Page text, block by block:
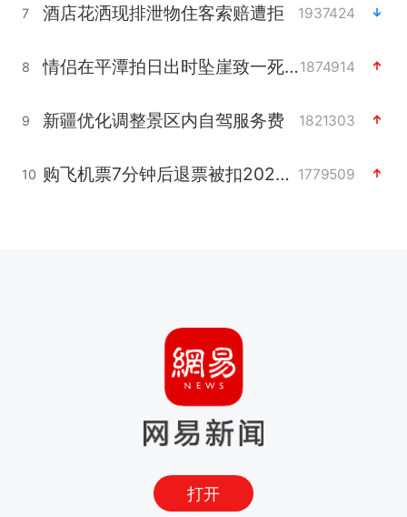
7 酒店花洒现排泄物住客索赔遭拒 1937424
8 情侣在平潭拍日出时坠崖致一死一伤1874914
9 新疆优化调整景区内自驾服务费 1821303
10 购飞机票7分钟后退票被扣2022元 1779509
打开